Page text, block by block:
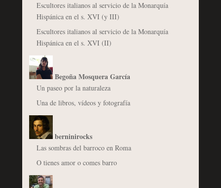
Escultores italianos al servicio de la Monarquía
Hispánica en el s. XVI (y III)
Escultores italianos al servicio de la Monarquía
Hispánica en el s. XVI (II)
Begoña Mosquera García
Un paseo por la naturaleza
Una de libros, vídeos y fotografía
berninirocks
Las sombras del barroco en Roma
O tienes amor o comes barro